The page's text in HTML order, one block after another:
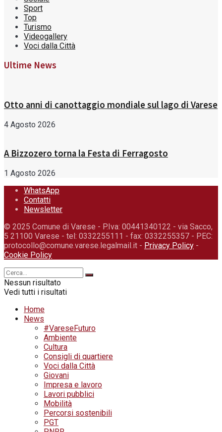
Sport
Top
Turismo
Videogallery
Voci dalla Città
Ultime News
Otto anni di canottaggio mondiale sul lago di Varese
4 Agosto 2026
A Bizzozero torna la Festa di Ferragosto
1 Agosto 2026
WhatsApp
Contatti
Newsletter
© 2025 Comune di Varese - P.Iva: 00441340122 - via Sacco,
5 21100 Varese - tel: 0332255111 - fax: 0332255357 - PEC:
protocollo@comune.varese.legalmail.it - Privacy Policy -
Cookie Policy
Nessun risultato
Vedi tutti i risultati
Home
News
#VareseFuturo
Ambiente
Cultura
Consigli di quartiere
Voci dalla Città
Giovani
Impresa e lavoro
Lavori pubblici
Mobilità
Percorsi sostenibili
PGT